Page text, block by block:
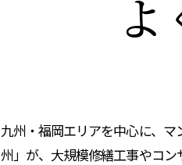
九州・福岡エリアを中心に、
州」が、大規模修繕工事やコン